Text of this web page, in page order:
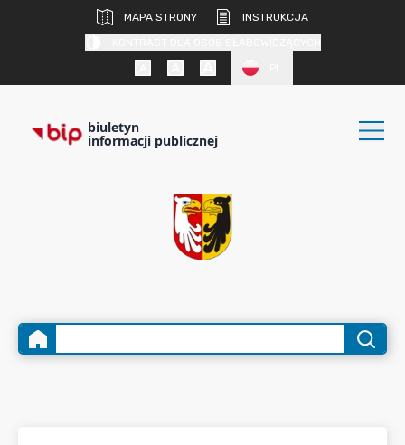
MAPA STRONY
INSTRUKCJA
biuletyn
informacji publicznej